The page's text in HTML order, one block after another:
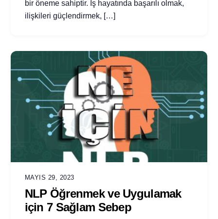
bir öneme sahiptir. İş hayatında başarılı olmak,
ilişkileri güçlendirmek, […]
MAYIS 29, 2023
NLP Öğrenmek ve Uygulamak
için 7 Sağlam Sebep